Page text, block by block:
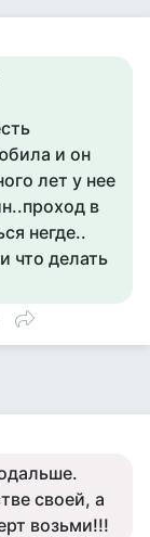
и он
лет у нее
в
негде..
что делать
своей, а
возьми!!!